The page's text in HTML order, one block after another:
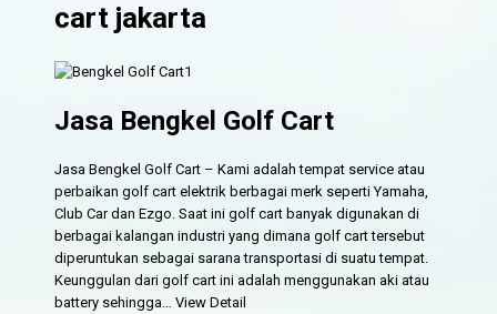
cart jakarta
Jasa Bengkel Golf Cart
Jasa Bengkel Golf Cart – Kami adalah tempat service atau
perbaikan golf cart elektrik berbagai merk seperti Yamaha,
Club Car dan Ezgo. Saat ini golf cart banyak digunakan di
berbagai kalangan industri yang dimana golf cart tersebut
diperuntukan sebagai sarana transportasi di suatu tempat.
Keunggulan dari golf cart ini adalah menggunakan aki atau
battery sehingga…View Detail